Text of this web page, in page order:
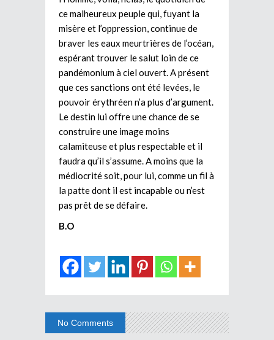
ce malheureux peuple qui, fuyant la
misère et l’oppression, continue de
braver les eaux meurtrières de l’océan,
espérant trouver le salut loin de ce
pandémonium à ciel ouvert. A présent
que ces sanctions ont été levées, le
pouvoir érythréen n’a plus d’argument.
Le destin lui offre une chance de se
construire une image moins
calamiteuse et plus respectable et il
faudra qu’il s’assume. A moins que la
médiocrité soit, pour lui, comme un fil à
la patte dont il est incapable ou n’est
pas prêt de se défaire.
B.O
No Comments